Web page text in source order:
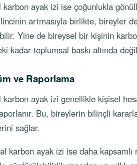
karbon ayak izi ise çoğunlukla
artmasıyla birlikte, bireyler
Yine de bireysel bir kişinin
kadar toplumsal baskı altında
ve Raporlama
karbon ayak izi genellikle kişisel
Bu, bireylerin bilinçli
sağlar.
karbon ayak izi ise daha